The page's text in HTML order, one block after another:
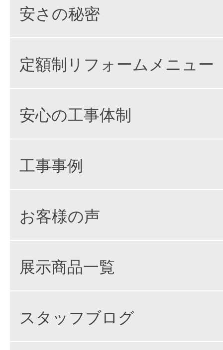
安さの秘密
定額制リフォームメニュー
安心の工事体制
工事事例
お客様の声
展示商品一覧
スタッフブログ